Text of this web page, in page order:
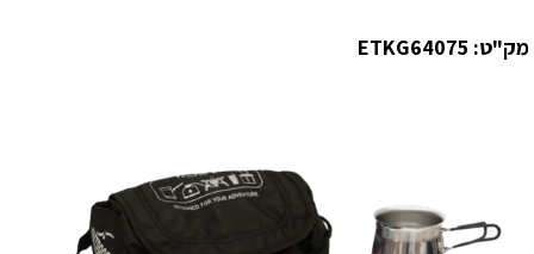
מק"ט: ETKG64075